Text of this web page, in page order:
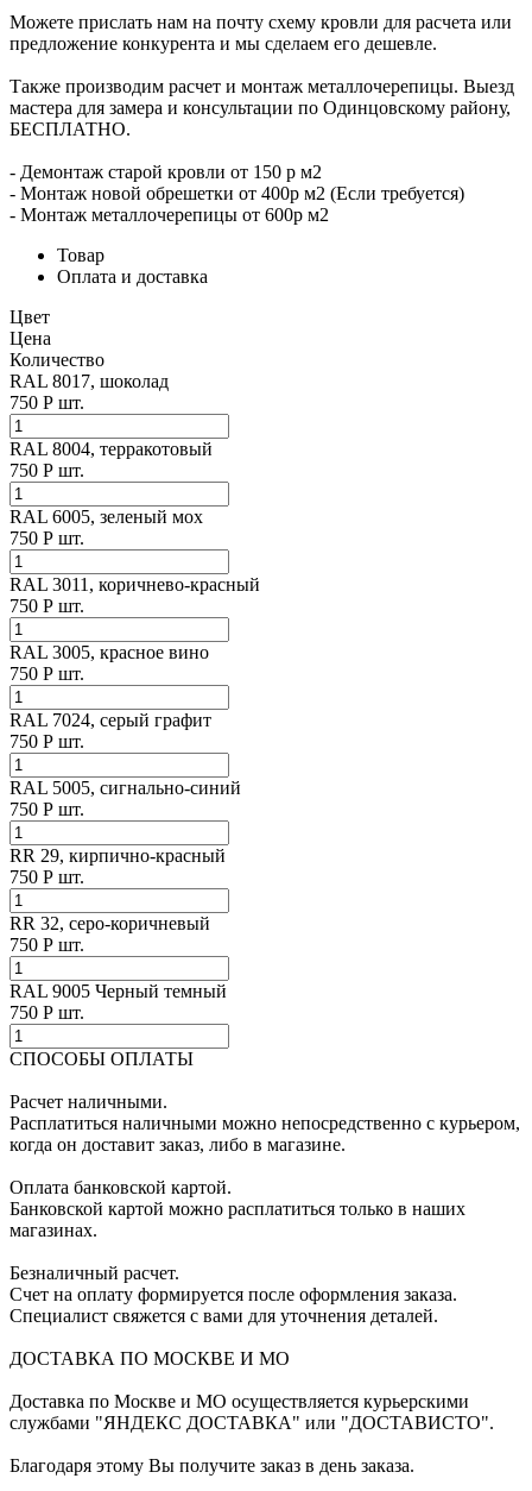
Можете прислать нам на почту схему кровли для расчета или
предложение конкурента и мы сделаем его дешевле.
Также производим расчет и монтаж металлочерепицы. Выезд
мастера для замера и консультации по Одинцовскому району,
БЕСПЛАТНО.
- Демонтаж старой кровли от 150 р м2
- Монтаж новой обрешетки от 400р м2 (Если требуется)
- Монтаж металлочерепицы от 600р м2
Товар
Оплата и доставка
Цвет
Цена
Количество
RAL 8017, шоколад
750 Р шт.
RAL 8004, терракотовый
750 Р шт.
RAL 6005, зеленый мох
750 Р шт.
RAL 3011, коричнево-красный
750 Р шт.
RAL 3005, красное вино
750 Р шт.
RAL 7024, cерый графит
750 Р шт.
RAL 5005, cигнально-синий
750 Р шт.
RR 29, кирпично-красный
750 Р шт.
RR 32, серо-коричневый
750 Р шт.
RAL 9005 Черный темный
750 Р шт.
СПОСОБЫ ОПЛАТЫ
Расчет наличными.
Расплатиться наличными можно непосредственно с курьером,
когда он доставит заказ, либо в магазине.
Оплата банковской картой.
Банковской картой можно расплатиться только в наших
магазинах.
Безналичный расчет.
Счет на оплату формируется после оформления заказа.
Специалист свяжется с вами для уточнения деталей.
ДОСТАВКА ПО МОСКВЕ И МО
Доставка по Москве и МО осуществляется курьерскими
службами "ЯНДЕКС ДОСТАВКА" или "ДОСТАВИСТО".
Благодаря этому Вы получите заказ в день заказа.